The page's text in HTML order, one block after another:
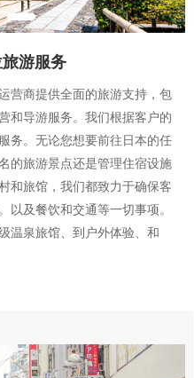
游服务
营商提供全面的旅游支持，包
和导游服务。我们根据客户的
务。无论您想要前往日本的任
的旅游景点还是管理住宿设施
和旅馆，我们都致力于确保客
以及餐饮和交通等一切事项。
温泉旅馆、到户外体验、和